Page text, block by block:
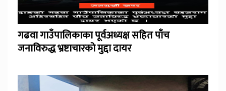
गढवा गाउँपालिकाका पूर्वअध्यक्ष सहित पाँच
जनाविरुद्ध भ्रष्टाचारको मुद्दा दायर